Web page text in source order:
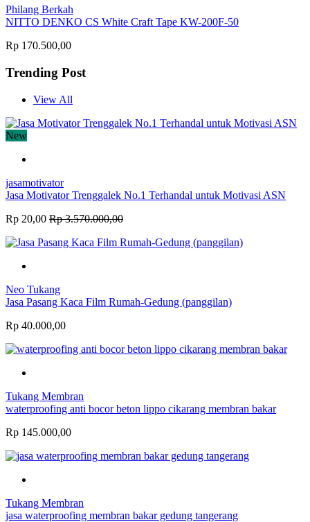
Philang Berkah
NITTO DENKO CS White Craft Tape KW-200F-50
Rp 170.500,00
Trending Post
View All
New
jasamotivator
Jasa Motivator Trenggalek No.1 Terhandal untuk Motivasi ASN
Rp 20,00 Rp 3.570.000,00
Neo Tukang
Jasa Pasang Kaca Film Rumah-Gedung (panggilan)
Rp 40.000,00
Tukang Membran
waterproofing anti bocor beton lippo cikarang membran bakar
Rp 145.000,00
Tukang Membran
jasa waterproofing membran bakar gedung tangerang